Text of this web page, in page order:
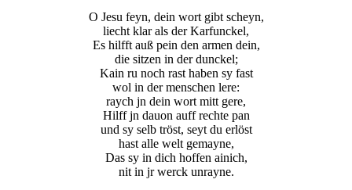
O Jesu feyn, dein wort gibt scheyn,
liecht klar als der Karfunckel,
Es hilfft auß pein den armen dein,
die sitzen in der dunckel;
Kain ru noch rast haben sy fast
wol in der menschen lere:
raych jn dein wort mitt gere,
Hilff jn dauon auff rechte pan
und sy selb tröst, seyt du erlöst
hast alle welt gemayne,
Das sy in dich hoffen ainich,
nit in jr werck unrayne.